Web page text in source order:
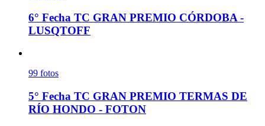
6° Fecha TC GRAN PREMIO CÓRDOBA -
LUSQTOFF
99 fotos
5° Fecha TC GRAN PREMIO TERMAS DE
RÍO HONDO - FOTON